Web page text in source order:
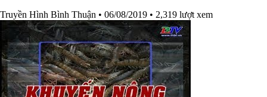
Truyền Hình Bình Thuận • 06/08/2019 • 2,319 lượt xem